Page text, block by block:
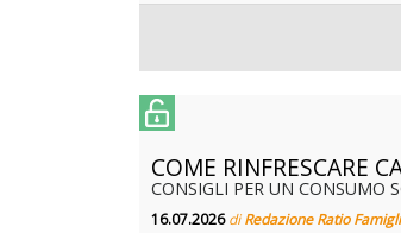
COME RINFRESCARE
CONSIGLI PER UN CONSUMO
16.07.2026diRedazione Ratio